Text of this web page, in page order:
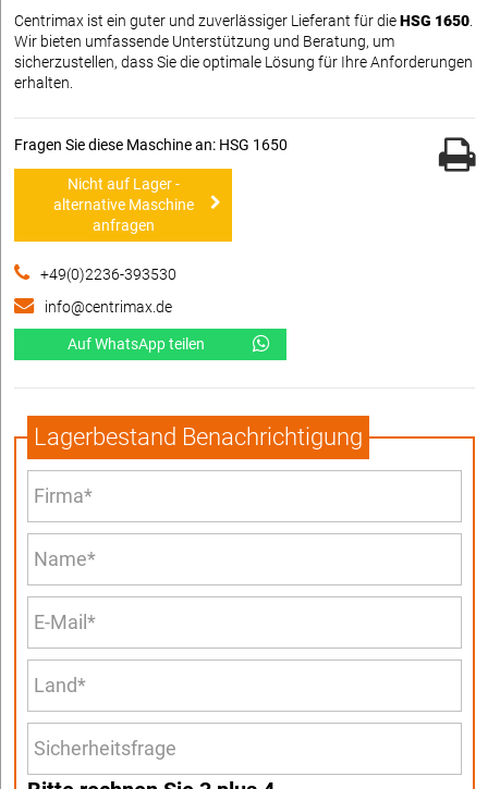
Centrimax ist ein guter und zuverlässiger Lieferant für dieHSG 1650
Wir bieten umfassende Unterstützung und Beratung, um
sicherzustellen, dass Sie die optimale Lösung für Ihre Anforderungen
erhalten.
Fragen Sie diese Maschine an: HSG 1650
Nicht auf Lager -
alternative Maschine
anfragen
+49(0)2236-393530
info@centrimax.de
Auf WhatsApp teilen
Lagerbestand Benachrichtigung